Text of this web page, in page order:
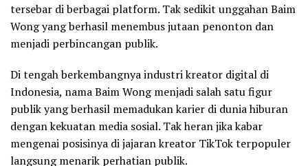
tersebar di berbagai platform. Tak sedikit unggahan Baim
Wong yang berhasil menembus jutaan penonton dan
menjadi perbincangan publik.
Di tengah berkembangnya industri kreator digital di
Indonesia, nama Baim Wong menjadi salah satu figur
publik yang berhasil memadukan karier di dunia hiburan
dengan kekuatan media sosial. Tak heran jika kabar
mengenai posisinya di jajaran kreator TikTok terpopuler
langsung menarik perhatian publik.